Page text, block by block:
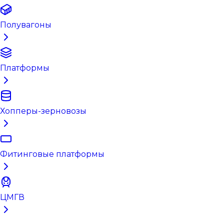
Полувагоны
Платформы
Хопперы-зерновозы
Фитинговые платформы
ЦМГВ